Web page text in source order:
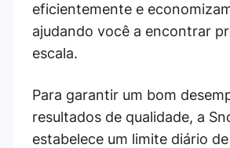
eficientemente e
ajudando você a encontrar
escala.
Para garantir um bom
resultados de qualidade, a
estabelece um limite diário